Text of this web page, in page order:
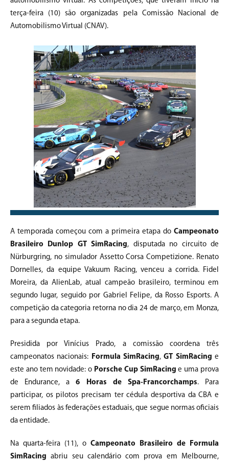
terça-feira (10) são organizadas pela Comissão Nacional de
Automobilismo Virtual (CNAV).
A temporada começou com a primeira etapa do Campeonato
Brasileiro Dunlop GT SimRacing, disputada no circuito de
Nürburgring, no simulador Assetto Corsa Competizione. Renato
Dornelles, da equipe Vakuum Racing, venceu a corrida. Fidel
Moreira, da AlienLab, atual campeão brasileiro, terminou em
segundo lugar, seguido por Gabriel Felipe, da Rosso Esports. A
competição da categoria retorna no dia 24 de março, em Monza,
para a segunda etapa.
Presidida por Vinícius Prado, a comissão coordena três
campeonatos nacionais: Formula SimRacing,GT SimRacinge
este ano tem novidade: o Porsche Cup SimRacinge uma prova
de Endurance, a6 Horas de Spa-Francorchamps. Para
participar, os pilotos precisam ter cédula desportiva da CBA e
serem filiados às federações estaduais, que segue normas oficiais
da entidade.
Na quarta-feira (11), o Campeonato Brasileiro de Formula
SimRacing abriu seu calendário com prova em Melbourne,